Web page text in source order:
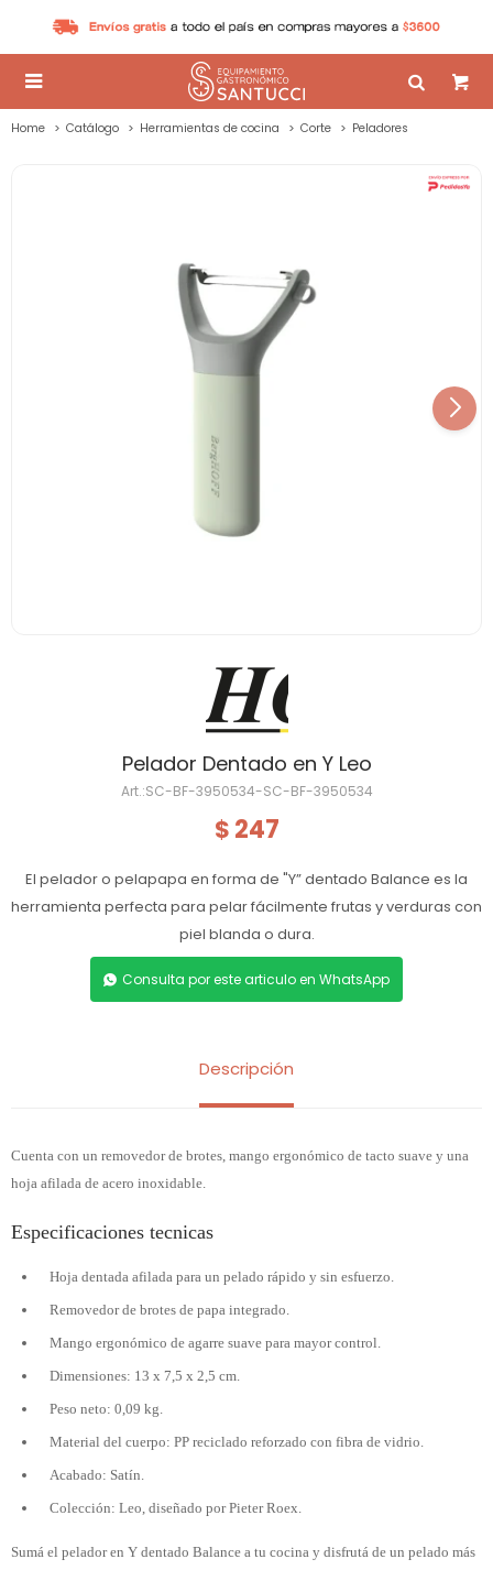

Home Catálogo Herramientas de cocina Corte Peladores
Pelador Dentado en Y Leo
SC-BF-3950534-SC-BF-3950534
$ 247
El pelador o pelapapa en forma de "Y” dentado Balance es la
herramienta perfecta para pelar fácilmente frutas y verduras con
piel blanda o dura.
Consulta por este articulo en WhatsApp
Descripción
Cuenta con un removedor de brotes, mango ergonómico de tacto suave y una
hoja afilada de acero inoxidable.
Especificaciones tecnicas
Hoja dentada afilada para un pelado rápido y sin esfuerzo.
Removedor de brotes de papa integrado.
Mango ergonómico de agarre suave para mayor control.
Dimensiones: 13 x 7,5 x 2,5 cm.
Peso neto: 0,09 kg.
Material del cuerpo: PP reciclado reforzado con fibra de vidrio.
Acabado: Satín.
Colección: Leo, diseñado por Pieter Roex.
Sumá el pelador en Y dentado Balance a tu cocina y disfrutá de un pelado más